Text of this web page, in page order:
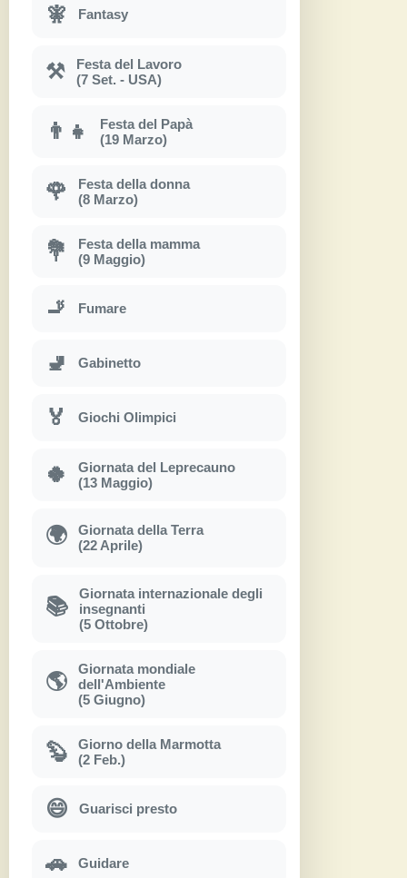
🧚 Fantasy
⚒
Festa del Lavoro
(7 Set. - USA)
👨‍👧
Festa del Papà
(19 Marzo)
🌹
Festa della donna
(8 Marzo)
💐
Festa della mamma
(9 Maggio)
🚬 Fumare
🚽 Gabinetto
🏅 Giochi Olimpici
🍀
Giornata del Leprecauno
(13 Maggio)
🌍
Giornata della Terra
(22 Aprile)
📚
Giornata internazionale degli
insegnanti
(5 Ottobre)
🌎
Giornata mondiale
dell'Ambiente
(5 Giugno)
🦫
Giorno della Marmotta
(2 Feb.)
😄 Guarisci presto
🚗 Guidare